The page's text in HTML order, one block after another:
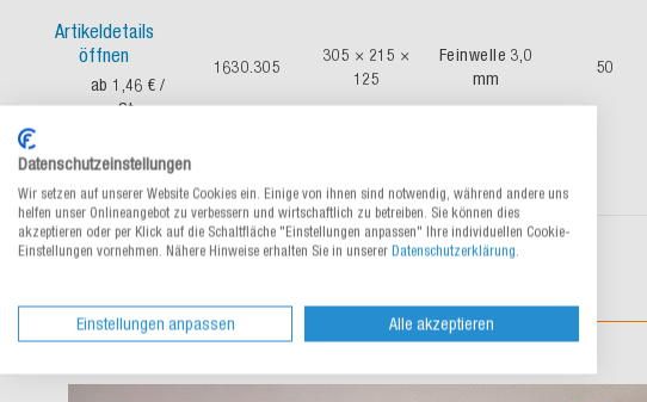
Artikeldetails
öffnen
ab 1,46 € /
St.
1630.305
305 × 215 ×
125
Feinwelle 3,0
mm
50
Datenschutzeinstellungen
Wir setzen auf unserer Website Cookies ein. Einige von ihnen sind notwendig, während andere uns
helfen unser Onlineangebot zu verbessern und wirtschaftlich zu betreiben. Sie können dies
akzeptieren oder per Klick auf die Schaltfläche "Einstellungen anpassen" Ihre individuellen Cookie-
Einstellungen vornehmen. Nähere Hinweise erhalten Sie in unserer Datenschutzerklärung.
Einstellungen anpassen Alle akzeptieren